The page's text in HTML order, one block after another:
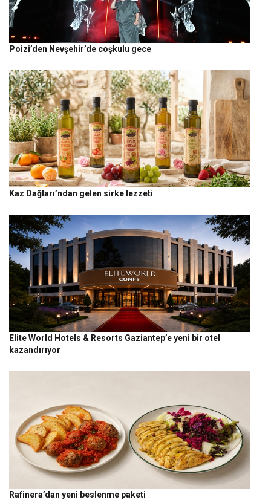
Poizi’den Nevşehir’de coşkulu gece
Kaz Dağları’ndan gelen sirke lezzeti
Elite World Hotels & Resorts Gaziantep’e yeni bir otel
kazandırıyor
Rafinera’dan yeni beslenme paketi